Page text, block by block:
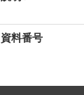
資料番号